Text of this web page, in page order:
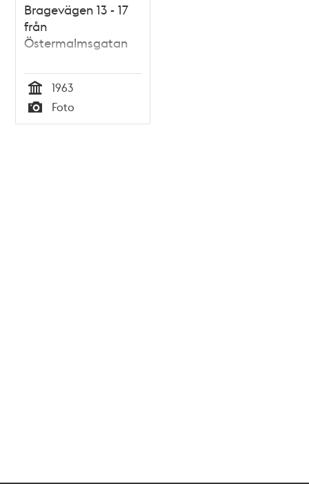
Bragevägen 13 - 17
från
Östermalmsgatan
Tid
1963
Typ
Foto